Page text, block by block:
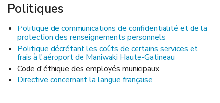
Politiques
Politique de communications de confidentialité et de la
protection des renseignements personnels
Politique décrétant les coûts de certains services et
frais à l'aéroport de Maniwaki Haute-Gatineau
Code d'éthique des employés municipaux
Directive concernant la langue française